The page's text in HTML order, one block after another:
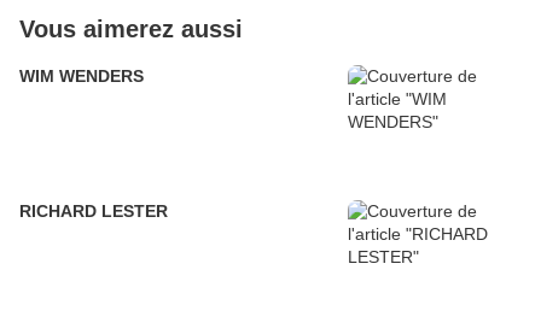
Vous aimerez aussi
WIM WENDERS
RICHARD LESTER